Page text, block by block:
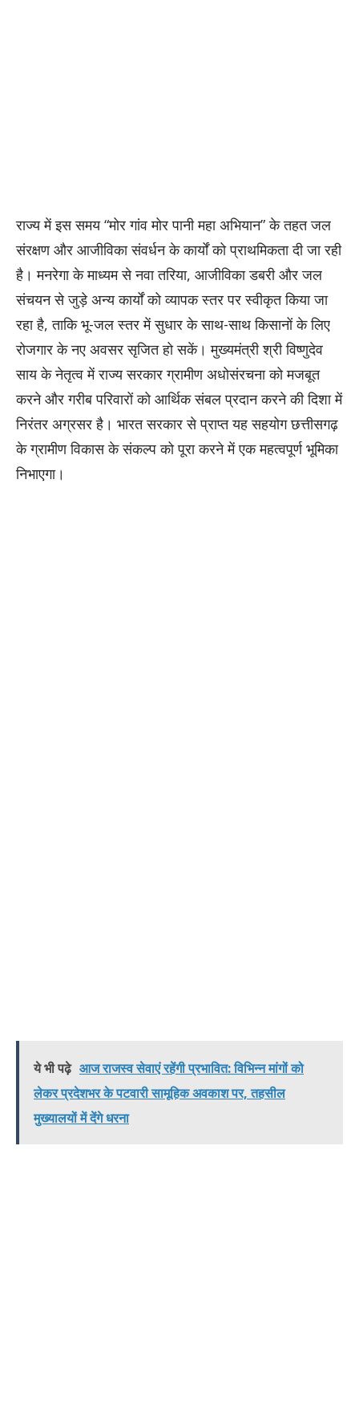
राज्य में इस समय “मोर गांव मोर पानी महा अभियान” के तहत जल
संरक्षण और आजीविका संवर्धन के कार्यों को प्राथमिकता दी जा रही
है। मनरेगा के माध्यम से नवा तरिया, आजीविका डबरी और जल
संचयन से जुड़े अन्य कार्यों को व्यापक स्तर पर स्वीकृत किया जा
रहा है, ताकि भू-जल स्तर में सुधार के साथ-साथ किसानों के लिए
रोजगार के नए अवसर सृजित हो सकें। मुख्यमंत्री श्री विष्णुदेव
साय के नेतृत्व में राज्य सरकार ग्रामीण अधोसंरचना को मजबूत
करने और गरीब परिवारों को आर्थिक संबल प्रदान करने की दिशा में
निरंतर अग्रसर है। भारत सरकार से प्राप्त यह सहयोग छत्तीसगढ़
के ग्रामीण विकास के संकल्प को पूरा करने में एक महत्वपूर्ण भूमिका
निभाएगा।
ये भी पढ़े आज राजस्व सेवाएं रहेंगी प्रभावित: विभिन्न मांगों को
लेकर प्रदेशभर के पटवारी सामूहिक अवकाश पर, तहसील
मुख्यालयों में देंगे धरना